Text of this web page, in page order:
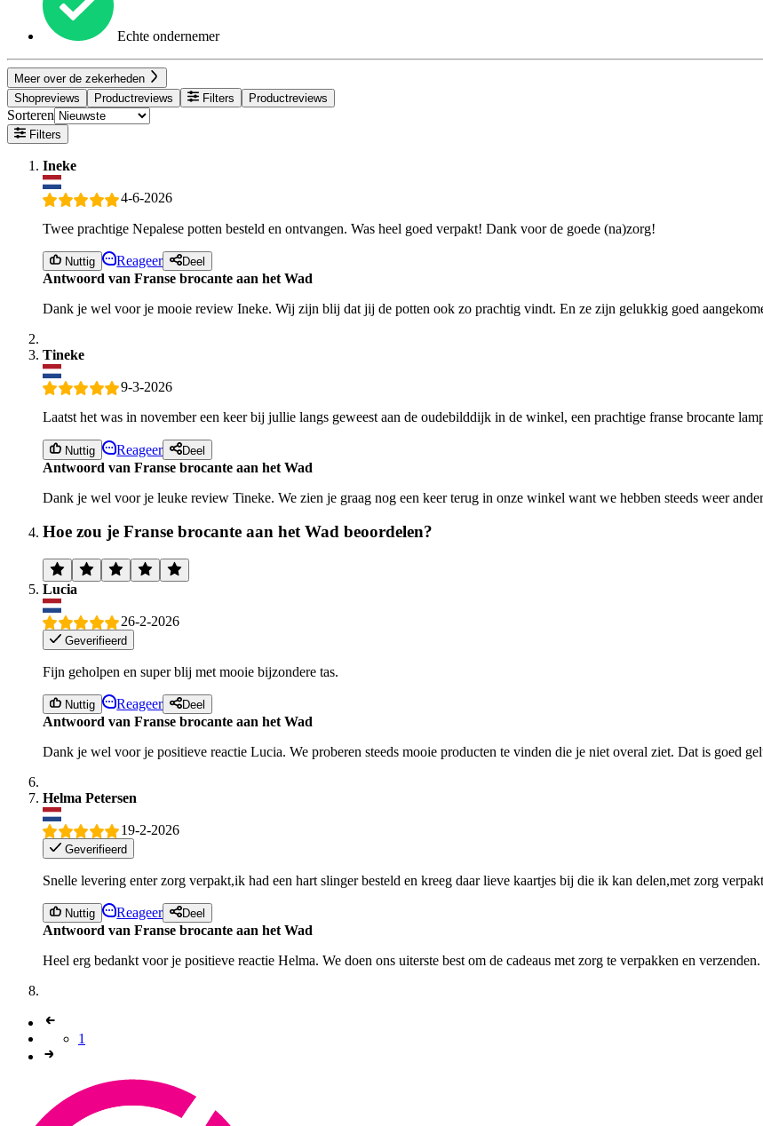
Echte ondernemer
Meer over de zekerheden
Shopreviews
Productreviews Filters Productreviews
Sorteren
Filters
Ineke
4-6-2026
Twee prachtige Nepalese potten besteld en ontvangen. Was heel goed verpakt! Dank voor de goede (na)zorg!
Nuttig Reageer Deel
Antwoord van Franse brocante aan het Wad
Dank je wel voor je mooie review Ineke. Wij zijn blij dat jij de potten ook zo prachtig vindt. En ze zijn gelukkig goed
Tineke
9-3-2026
Laatst het was in november een keer bij jullie langs geweest aan de oudebilddijk in de winkel, een prachtige franse brocante
Nuttig Reageer Deel
Antwoord van Franse brocante aan het Wad
Dank je wel voor je leuke review Tineke. We zien je graag nog een keer terug in onze winkel want we hebben steeds weer
Hoe zou je Franse brocante aan het Wad beoordelen?
Lucia
26-2-2026
Geverifieerd
Fijn geholpen en super blij met mooie bijzondere tas.
Nuttig Reageer Deel
Antwoord van Franse brocante aan het Wad
Dank je wel voor je positieve reactie Lucia. We proberen steeds mooie producten te vinden die je niet overal ziet. Dat is goed
Helma Petersen
19-2-2026
Geverifieerd
Snelle levering enter zorg verpakt,ik had een hart slinger besteld en kreeg daar lieve kaartjes bij die ik kan delen,met zorg
Nuttig Reageer Deel
Antwoord van Franse brocante aan het Wad
Heel erg bedankt voor je positieve reactie Helma. We doen ons uiterste best om de cadeaus met zorg te verpakken en
1